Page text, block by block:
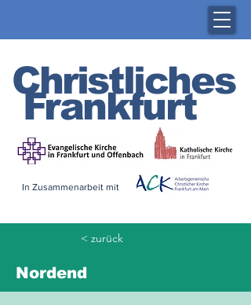
Christliches
Frankfurt
In Zusammenarbeit mit
< zurück
Nordend